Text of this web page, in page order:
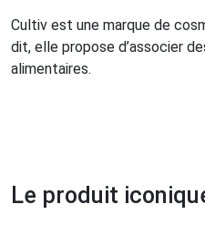
Cultiv est une marque de
dit, elle propose d’associer
alimentaires.
Le produit